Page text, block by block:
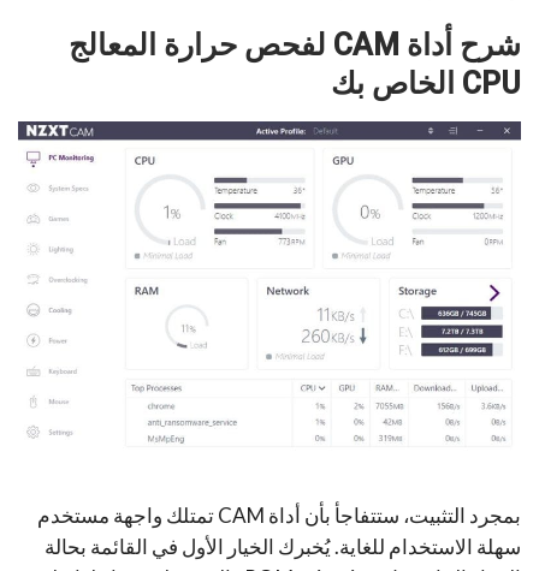
شرح أداة CAM لفحص حرارة المعالج
CPU الخاص بك
بمجرد التثبيت، ستتفاجأ بأن أداة CAM تمتلك واجهة مستخدم
سهلة الاستخدام للغاية. يُخبرك الخيار الأول في القائمة بحالة